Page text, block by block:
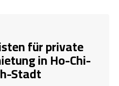
für private
in Ho-Chi-
Stadt